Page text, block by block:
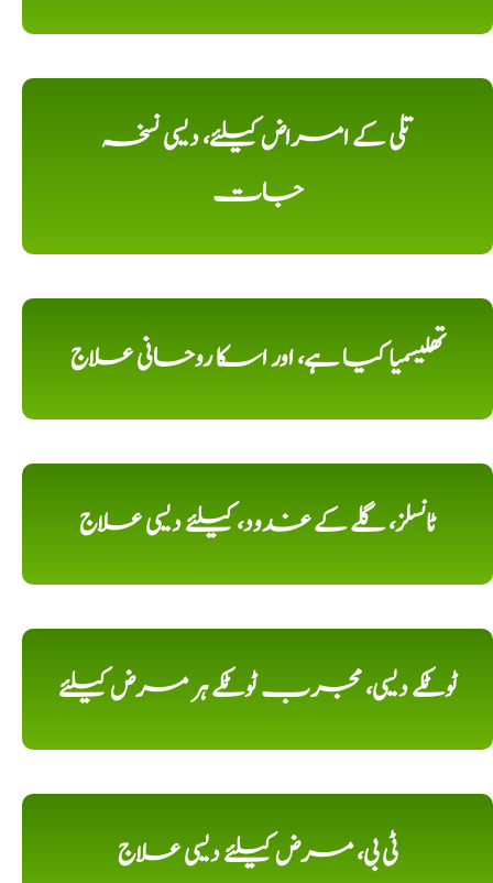
تلی کے امراض کیلئے، دیسی نسخہ
جات
تھلیسمیا کیا ہے، اور اسکا روحانی علاج
ٹانسلز، گلے کے غدود، کیلئے دیسی علاج
ٹوٹکے دیسی، مجرب ٹوٹکے ہر مرض کیلئے
ٹی بی، مرض کیلئے دیسی علاج